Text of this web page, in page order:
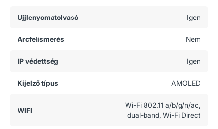
Ujjlenyomatolvasó Igen
Arcfelismerés Nem
IP védettség Igen
Kijelző típus AMOLED
WIFI
Wi-Fi 802.11 a/b/g/n/ac,
dual-band, Wi-Fi Direct